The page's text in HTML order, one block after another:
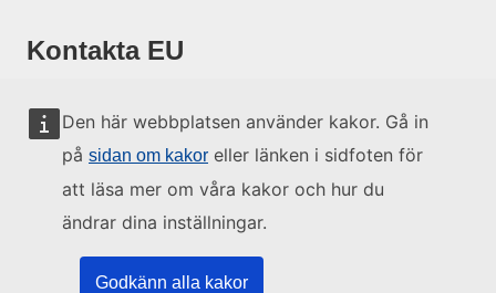
Den här webbplatsen använder kakor. Gå in
på sidan om kakor eller länken i sidfoten för
att läsa mer om våra kakor och hur du
ändrar dina inställningar.
Godkänn alla kakor
Kontakta EU
Ring 00 800 6 7 8 9 10 11
Ring andra nummer
Sociala medier